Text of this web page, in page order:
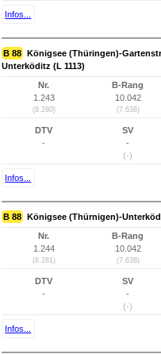
Infos...
B 88 Königsee (Thüringen)-
Unterköditz (L 1113)
Nr.
1.243
(8.280)
B-Rang
10.042
(7.638)
DTV
-
SV
-
(-)
Infos...
B 88 Königsee (Thürnigen)-
Nr.
1.244
(8.281)
B-Rang
10.042
(7.638)
DTV
-
SV
-
(-)
Infos...